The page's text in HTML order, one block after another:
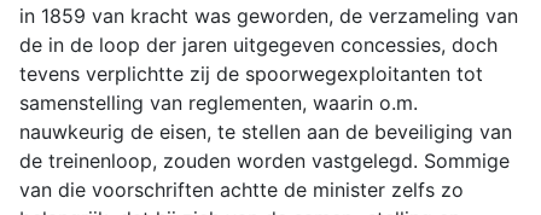
in 1859 van kracht was geworden, de verzameling van
de in de loop der jaren uitgegeven concessies, doch
tevens verplichtte zij de spoorwegexploitanten tot
samenstelling van reglementen, waarin o.m.
nauwkeurig de eisen, te stellen aan de beveiliging van
de treinenloop, zouden worden vastgelegd. Sommige
van die voorschriften achtte de minister zelfs zo